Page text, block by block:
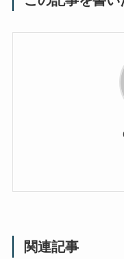
関連記事